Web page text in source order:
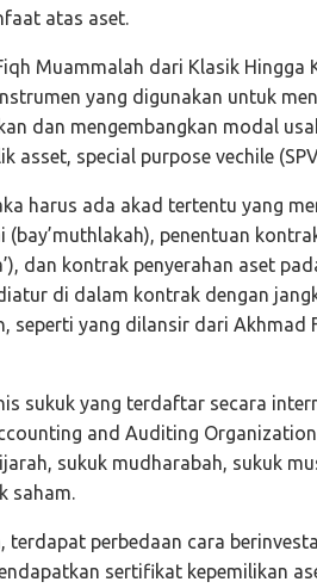
atas aset.
Muammalah dari Klasik Hingga
yang digunakan untuk
dan mengembangkan modal
asset, special purpose vechile
harus ada akad tertentu yang
penentuan
dan kontrak penyerahan aset
di dalam kontrak dengan
seperti yang dilansir dari Akhmad
sukuk yang terdaftar secara
and Auditing
sukuk mudharabah, sukuk
saham.
terdapat perbedaan cara
sertifikat kepemilikan